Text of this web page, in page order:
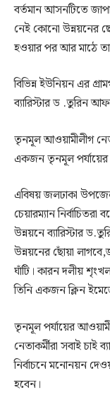
বর্তমান আসনটিতে
নেই কোনো উন্নয়নের
হওয়ার পর আর মাঠে
বিভিন্ন ইউনিয়ন এর
ব্যারিস্টার ড .তুরিন
তৃনমূল আওয়ামীলীগ
একজন তৃনমূল পর্যায়ের
এবিষয় জলঢাকা
চেয়ারম্যান
উন্নয়নে ব্যারিস্টার
উন্নয়নের ছোঁয়া
ঘাঁটি। কারন দলীয়
তিনি একজন ক্লিন
তৃনমূল পর্যায়ের
নেতাকর্মীরা সবাই
নির্বাচনে মনোনয়ন
হবেন।